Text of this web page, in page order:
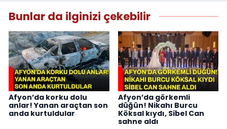
Bunlar da ilginizi çekebilir
Afyon’da korku dolu
anlar! Yanan araçtan son
anda kurtuldular
Afyon’da görkemli
düğün! Nikahı Burcu
Köksal kıydı, Sibel Can
sahne aldı